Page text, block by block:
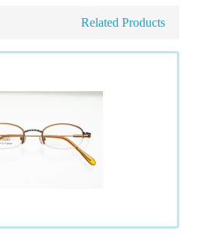
Related Products